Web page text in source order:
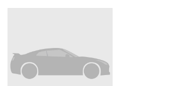
PRENOTA LA TUA MANUTENZIONE